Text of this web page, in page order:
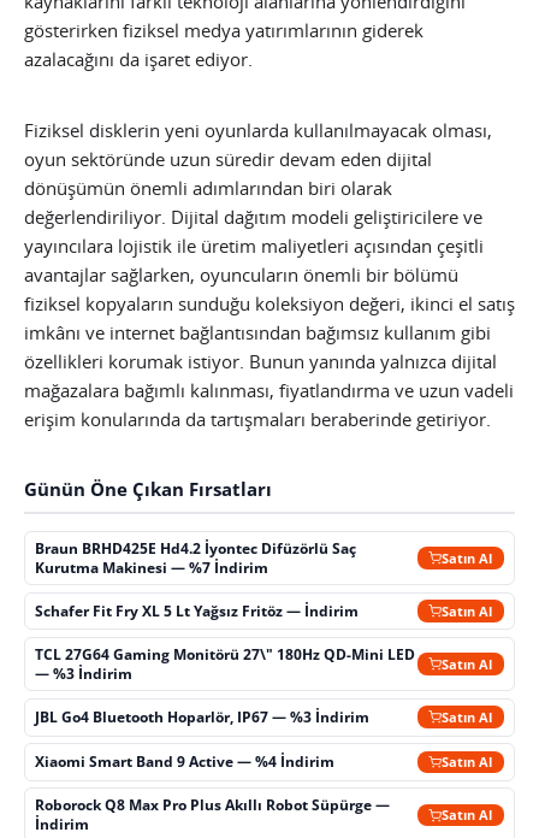
gösterirken fiziksel medya yatırımlarının giderek
azalacağını da işaret ediyor.
Fiziksel disklerin yeni oyunlarda kullanılmayacak olması,
oyun sektöründe uzun süredir devam eden dijital
dönüşümün önemli adımlarından biri olarak
değerlendiriliyor. Dijital dağıtım modeli geliştiricilere ve
yayıncılara lojistik ile üretim maliyetleri açısından çeşitli
avantajlar sağlarken, oyuncuların önemli bir bölümü
fiziksel kopyaların sunduğu koleksiyon değeri, ikinci el satış
imkânı ve internet bağlantısından bağımsız kullanım gibi
özellikleri korumak istiyor. Bunun yanında yalnızca dijital
mağazalara bağımlı kalınması, fiyatlandırma ve uzun vadeli
erişim konularında da tartışmaları beraberinde getiriyor.
Günün Öne Çıkan Fırsatları
Braun BRHD425E Hd4.2 İyontec Difüzörlü Saç
Kurutma Makinesi — %7 İndirim
Satın Al
Schafer Fit Fry XL 5 Lt Yağsız Fritöz — İndirim Satın Al
TCL 27G64 Gaming Monitörü 27\" 180Hz QD-Mini LED
— %3 İndirim
Satın Al
JBL Go4 Bluetooth Hoparlör, IP67 — %3 İndirim Satın Al
Xiaomi Smart Band 9 Active — %4 İndirim Satın Al
Roborock Q8 Max Pro Plus Akıllı Robot Süpürge —
İndirim
Satın Al